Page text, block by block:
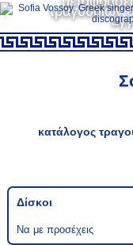
τραγουδιών
κατάλογος
Δίσκοι
Να με προσέχεις